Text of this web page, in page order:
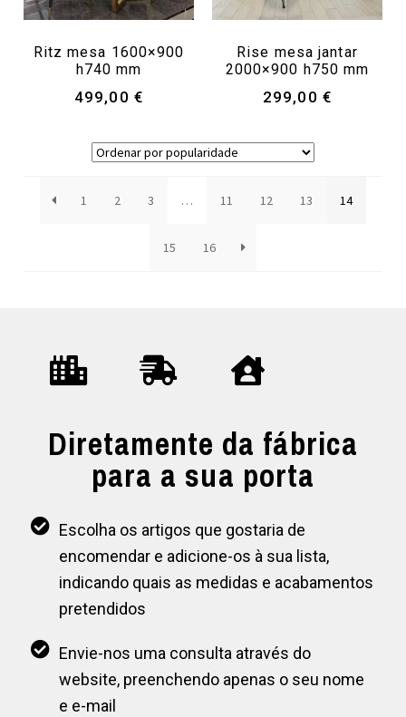
Ritz mesa 1600×900
h740 mm
499,00 €
Rise mesa jantar
2000×900 h750 mm
299,00 €
1 2 3 … 11 12 13 14
15 16
Diretamente da fábrica
para a sua porta
Escolha os artigos que gostaria de
encomendar e adicione-os à sua lista,
indicando quais as medidas e acabamentos
pretendidos
Envie-nos uma consulta através do
website, preenchendo apenas o seu nome
e e-mail